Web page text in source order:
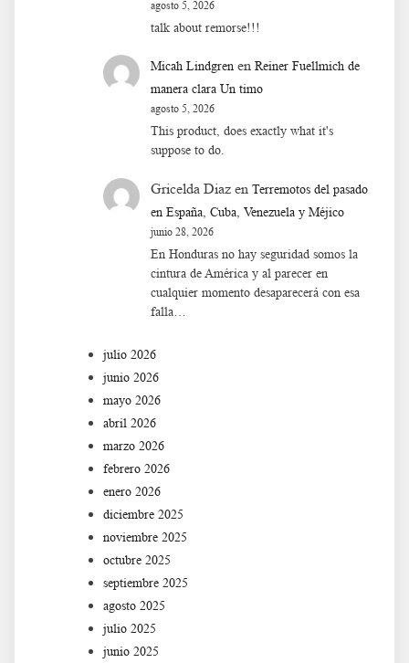
agosto 5, 2026
talk about remorse!!!
Micah Lindgren en Reiner Fuellmich de
manera clara Un timo
agosto 5, 2026
This product, does exactly what it's
suppose to do.
Gricelda Diaz en Terremotos del pasado
en España, Cuba, Venezuela y Méjico
junio 28, 2026
En Honduras no hay seguridad somos la
cintura de América y al parecer en
cualquier momento desaparecerá con esa
falla…
julio 2026
junio 2026
mayo 2026
abril 2026
marzo 2026
febrero 2026
enero 2026
diciembre 2025
noviembre 2025
octubre 2025
septiembre 2025
agosto 2025
julio 2025
junio 2025